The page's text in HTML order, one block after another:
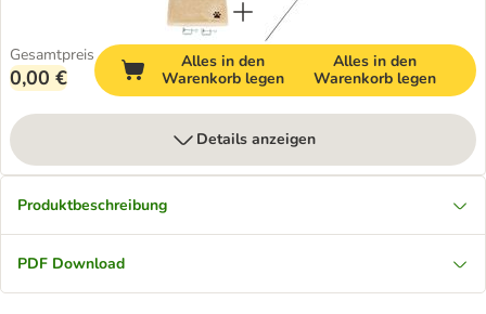
Gesamtpreis
0,00 €
Alles in den
Warenkorb legen
Alles in den
Warenkorb legen
Details anzeigen
Produktbeschreibung
PDF Download